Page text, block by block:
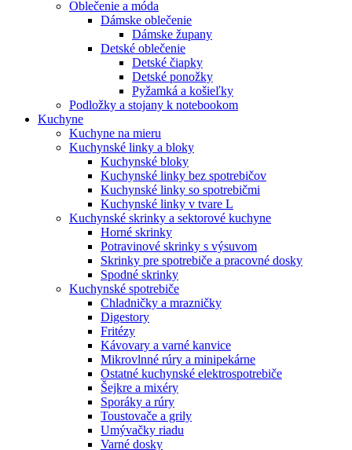
Oblečenie a móda
Dámske oblečenie
Dámske župany
Detské oblečenie
Detské čiapky
Detské ponožky
Pyžamká a košieľky
Podložky a stojany k notebookom
Kuchyne
Kuchyne na mieru
Kuchynské linky a bloky
Kuchynské bloky
Kuchynské linky bez spotrebičov
Kuchynské linky so spotrebičmi
Kuchynské linky v tvare L
Kuchynské skrinky a sektorové kuchyne
Horné skrinky
Potravinové skrinky s výsuvom
Skrinky pre spotrebiče a pracovné dosky
Spodné skrinky
Kuchynské spotrebiče
Chladničky a mrazničky
Digestory
Fritézy
Kávovary a varné kanvice
Mikrovlnné rúry a minipekárne
Ostatné kuchynské elektrospotrebiče
Šejkre a mixéry
Sporáky a rúry
Toustovače a grily
Umývačky riadu
Varné dosky